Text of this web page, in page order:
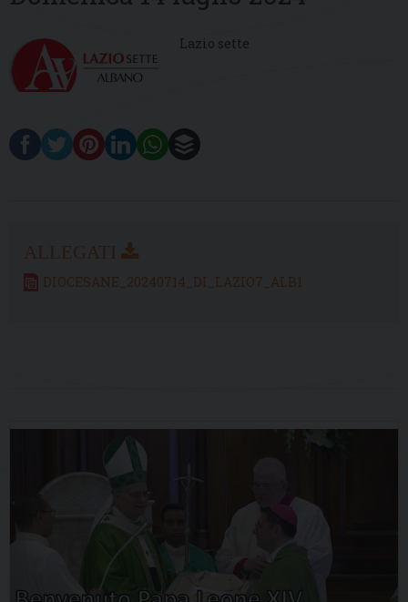
Lazio sette
DIOCESANE_20240714_DI_LAZIO7_ALB1